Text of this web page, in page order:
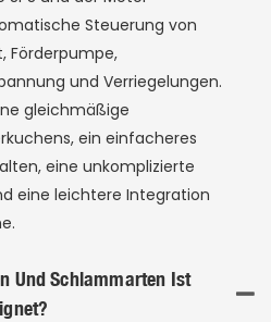
Steuerung von
Förderpumpe,
und Verriegelungen.
gleichmäßige
ein einfacheres
eine unkomplizierte
eine leichtere Integration
Und Schlammarten Ist